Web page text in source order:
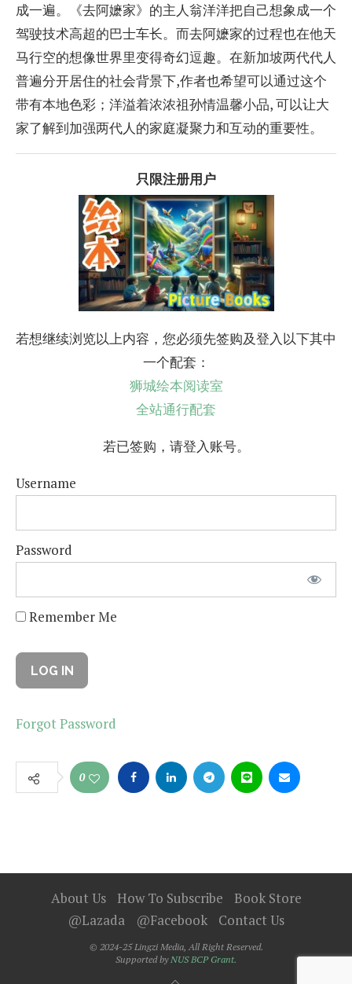
成一遍。《去阿嬷家》的主人翁洋洋把自己想象成一个
驾驶技术高超的巴士车长。而去阿嬷家的过程也在他天
马行空的想像世界里变得奇幻逗趣。在新加坡两代代人
普遍分开居住的社会背景下,作者也希望可以通过这个
带有本地色彩；洋溢着浓浓祖孙情温馨小品, 可以让大
家了解到加强两代人的家庭凝聚力和互动的重要性。
只限注册用户
若想继续浏览以上内容，您必须先签购及登入以下其中
一个配套：
狮城绘本阅读室
全站通行配套
若已签购，请登入账号。
Username
Password
Remember Me
Forgot Password
0
About Us How To Subscribe
Book Store
@Lazada
@Facebook Contact Us
© 2024-25 Lingzi Media, All Right Reserved.
Supported byNUS BCP Grant.